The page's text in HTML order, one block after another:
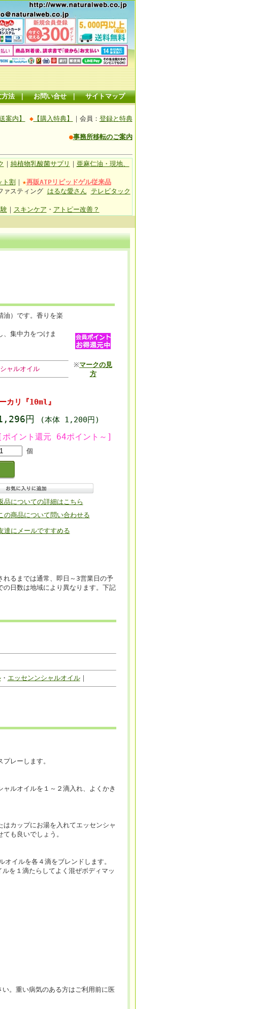
法｜ お問い合せ｜ サイトマップ
案内】 ◆【購入特典】 ｜会員： 登録と特典
●事務所移転のご案内
｜ 純植物乳酸菌サプリ ｜ 亜麻仁油・現地、
ト割 ｜ ★再販ATPリピッドゲル従来品
ァスティング はるな愛さん
テレビタック
｜ スキンケア ・ アトピー改善？
油）です。香りを楽
、集中力をつけま
ャルオイル ※マークの見
方
カリ『10ml』
円 (本体 1,200円)
[ポイント還元 64ポイント～]
個
品についての詳細はこちら
の商品について問い合わせる
達にメールですすめる
るまでは通常、即日～3営業日の予
日数は地域により異なります。下記
・ エッセンンシャルオイル｜
レーします。
ルオイルを１～２滴入れ、よくかき
はカップにお湯を入れてエッセンシャ
も良いでしょう。
イルを各４滴をブレンドします。
を１滴たらしてよく混ぜボディマッ
。重い病気のある方はご利用前に医